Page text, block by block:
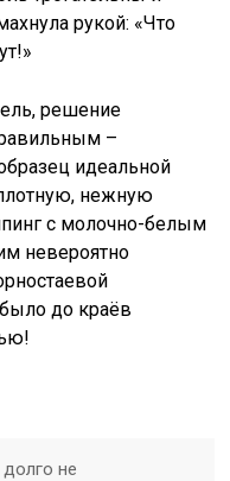
рукой: «Что
решение
–
идеальной
нежную
с молочно-белым
невероятно
до краёв
не